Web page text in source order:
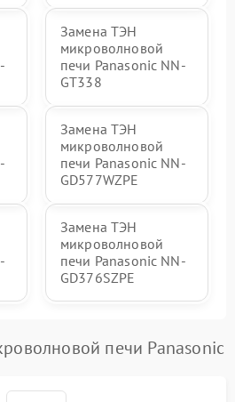
Замена ТЭН
микроволновой
печи Panasonic NN-
GT338
Замена ТЭН
микроволновой
печи Panasonic NN-
GD577WZPE
Замена ТЭН
микроволновой
печи Panasonic NN-
GD376SZPE
печи Panasonic